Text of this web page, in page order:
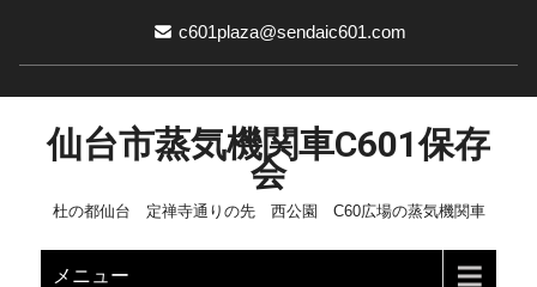
c601plaza@sendaic601.com
仙台市蒸気機関車C601保存
会
杜の都仙台 定禅寺通りの先 西公園 C60広場の蒸気機関車
メニュー